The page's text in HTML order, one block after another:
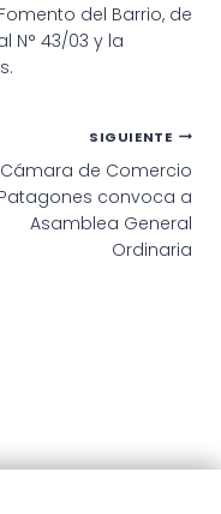
del Barrio, de
N° 43/03 y la
SIGUIENTE
Cámara de Comercio
convoca a
Asamblea General
Ordinaria